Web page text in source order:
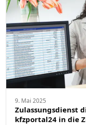
9. Mai 2025
Zulassungsdienst
kfzportal24 in die